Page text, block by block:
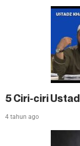
5 Ciri-ciri
4 tahun ago